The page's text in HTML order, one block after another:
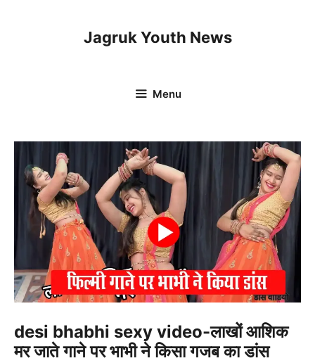
Jagruk Youth News
Menu
desi bhabhi sexy video-लाखों आशिक
मर जाते गाने पर भाभी ने किसा गजब का डांस